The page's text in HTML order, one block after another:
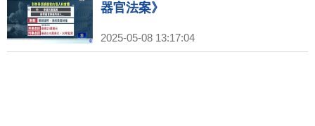
器官法案》
2025-05-08 13:17:04